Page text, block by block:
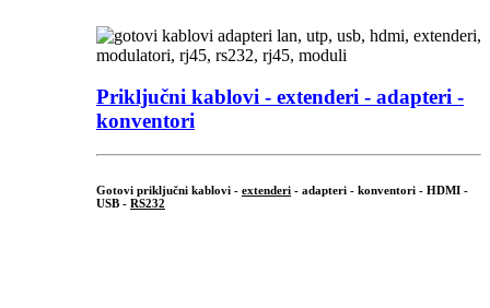
Priključni kablovi - extenderi - adapteri -
konventori
Gotovi priključni kablovi - extenderi - adapteri - konventori - HDMI -
USB - RS232